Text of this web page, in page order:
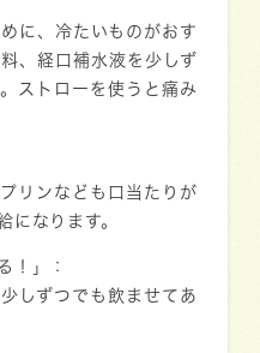
に、冷たいものがおす
、経口補水液を少しず
ストローを使うと痛み
リンなども口当たりが
になります。
！」
：
しずつでも飲ませてあ